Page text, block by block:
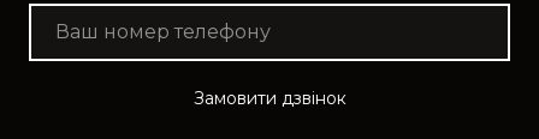
Замовити дзвінок